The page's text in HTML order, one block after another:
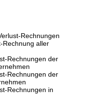
Rechnungen
aller
Rechnungen der
Rechnungen der
Rechnungen in